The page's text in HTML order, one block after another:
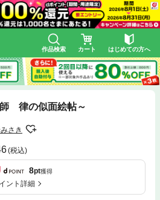
作品検索 カート はじめての方へ
律の似面絵帖～
さき
(税込)
8pt獲得
ント詳細